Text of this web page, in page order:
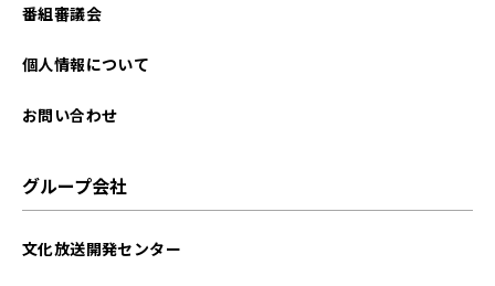
2023年03月
2022年11月
番組審議会
個人情報について
お問い合わせ
グループ会社
文化放送開発センター